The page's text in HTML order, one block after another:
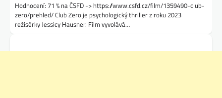
Hodnocení: 71 % na ČSFD -> https://www.csfd.cz/film/1359490-club-
zero/prehled/ Club Zero je psychologický thriller z roku 2023
režisérky Jessicy Hausner. Film vyvolává…